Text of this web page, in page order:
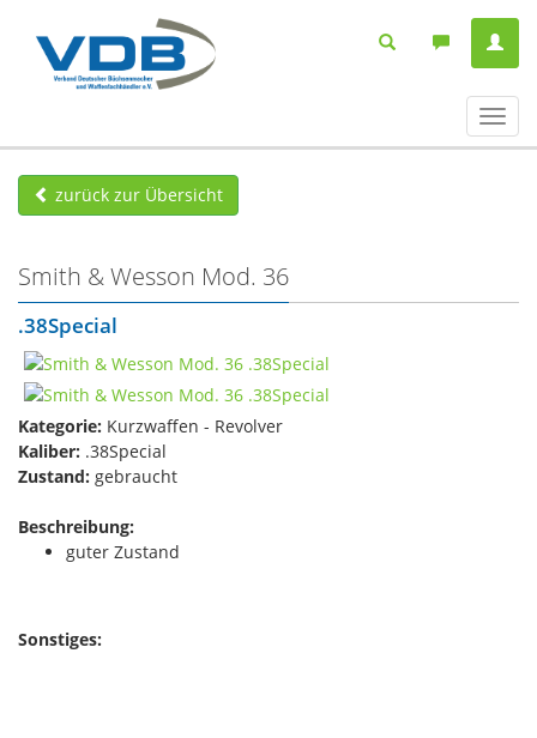
ein-/
zurück zur Übersicht
Smith & Wesson Mod. 36
.38Special
Kategorie: Kurzwaffen - Revolver
Kaliber: .38Special
Zustand: gebraucht
Beschreibung:
guter Zustand
Sonstiges: